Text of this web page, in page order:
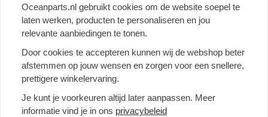
UW VOORDELEN IN EEN OOGOPSLAG:
 Sportief design geeft uw auto dat speciale tintje en verhoogt de
waarde ervan.
 Sonore sound voor meer rijplezier. Geniet ook van de
onmiskenbare "Eisenmann Sound".
 Onze producten maken een complexe ontwikkeling door,
waaronder CAD in ons huis.
Oceanparts.nl gebruikt cookies om de website soepel te
laten werken, producten te personaliseren en jou
relevante aanbiedingen te tonen.
Door cookies te accepteren kunnen wij de webshop beter
afstemmen op jouw wensen en zorgen voor een snellere,
prettigere winkelervaring.
Je kunt je voorkeuren altijd later aanpassen. Meer
informatie vind je in ons privacybeleid